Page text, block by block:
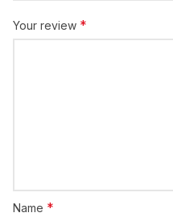
Your review *
Name *